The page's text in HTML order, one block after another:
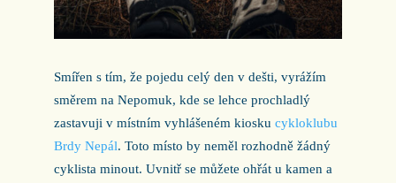
Smířen s tím, že pojedu celý den v dešti, vyrážím
směrem na Nepomuk, kde se lehce prochladlý
zastavuji v místním vyhlášeném kiosku cykloklubu
Brdy Nepál. Toto místo by neměl rozhodně žádný
cyklista minout. Uvnitř se můžete ohřát u kamen a